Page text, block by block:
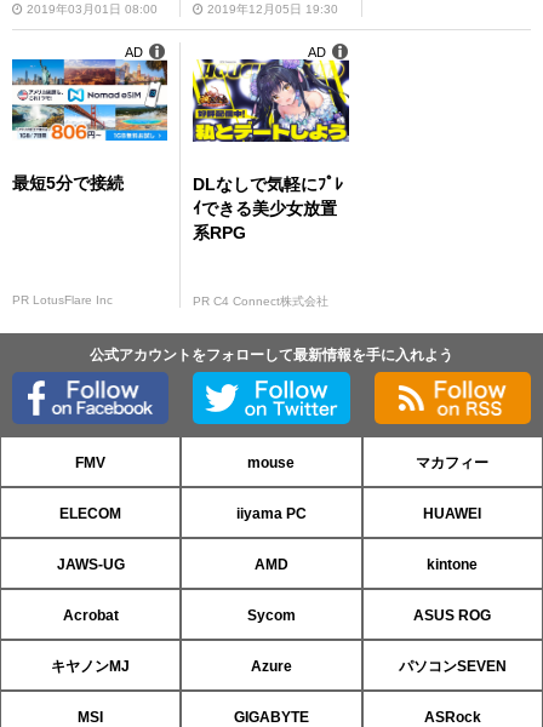
2019年03月01日 08:00 2019年12月05日 19:30
最短5分で接続
PR LotusFlare Inc
AD
DLなしで気軽にﾌﾟﾚ
ｲできる美少女放置
系RPG
PR C4 Connect株式会社
AD
公式アカウントをフォローして最新情報を手に入れよう
FMV mouse マカフィー
ELECOM iiyama PC HUAWEI
JAWS-UG AMD kintone
Acrobat Sycom ASUS ROG
キヤノンMJ Azure パソコンSEVEN
MSI GIGABYTE ASRock